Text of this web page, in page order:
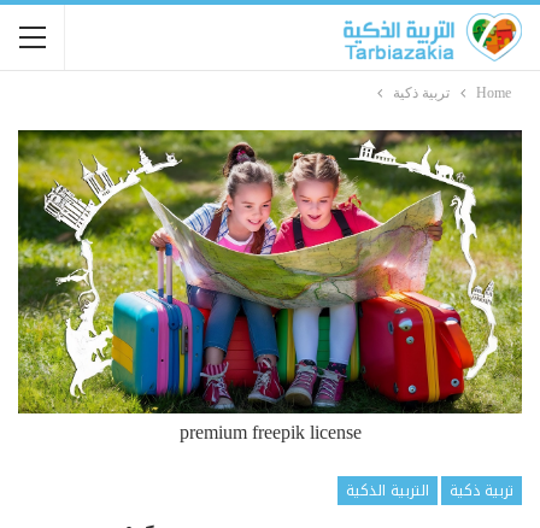
Home تربية ذكية
premium freepik license
تربية ذكية
التربية الذكية